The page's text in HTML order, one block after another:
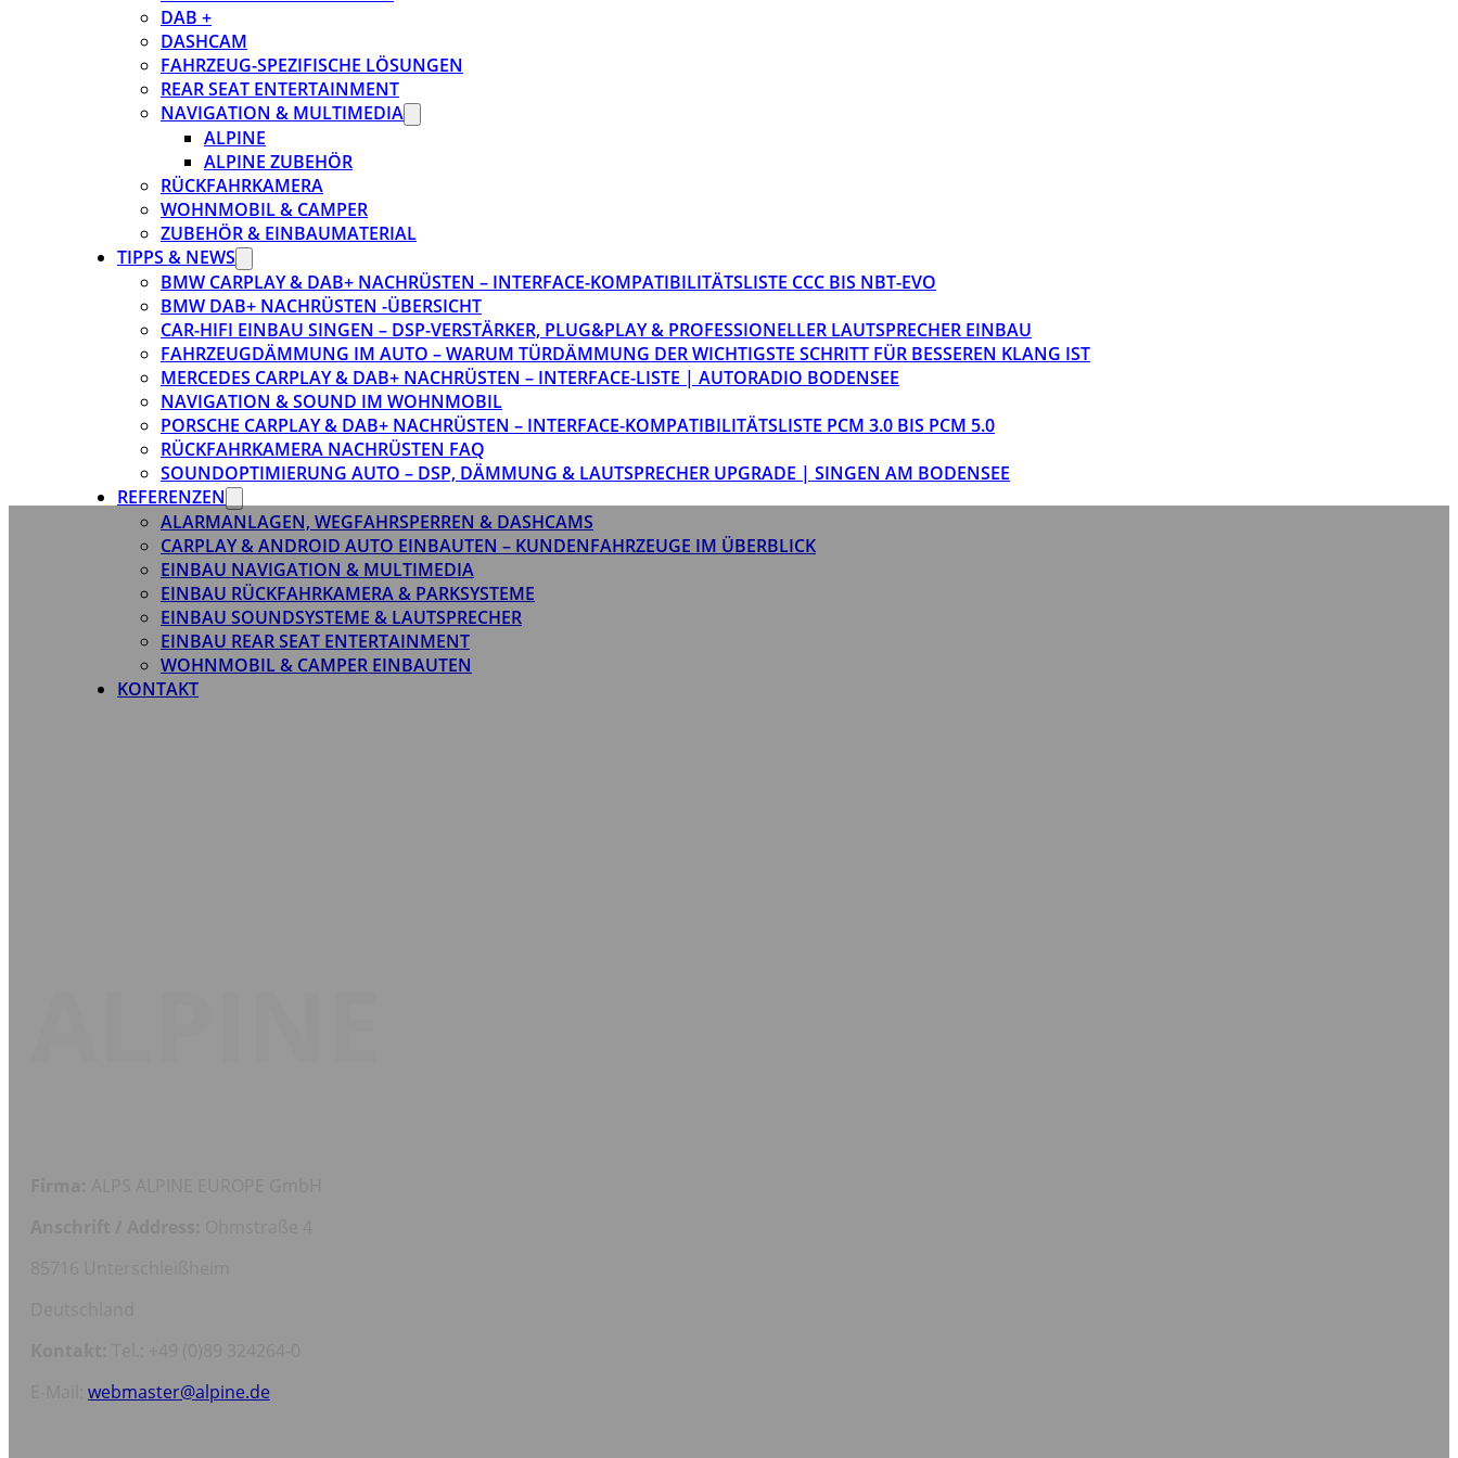
DAB +
DASHCAM
FAHRZEUG-SPEZIFISCHE LÖSUNGEN
REAR SEAT ENTERTAINMENT
NAVIGATION & MULTIMEDIA
ALPINE
ALPINE ZUBEHÖR
RÜCKFAHRKAMERA
WOHNMOBIL & CAMPER
ZUBEHÖR & EINBAUMATERIAL
TIPPS & NEWS
BMW CARPLAY & DAB+ NACHRÜSTEN – INTERFACE-KOMPATIBILITÄTSLISTE CCC BIS NBT-EVO
BMW DAB+ NACHRÜSTEN -ÜBERSICHT
CAR-HIFI EINBAU SINGEN – DSP-VERSTÄRKER, PLUG&PLAY & PROFESSIONELLER LAUTSPRECHER EINBAU
FAHRZEUGDÄMMUNG IM AUTO – WARUM TÜRDÄMMUNG DER WICHTIGSTE SCHRITT FÜR BESSEREN KLANG IST
MERCEDES CARPLAY & DAB+ NACHRÜSTEN – INTERFACE-LISTE | AUTORADIO BODENSEE
NAVIGATION & SOUND IM WOHNMOBIL
PORSCHE CARPLAY & DAB+ NACHRÜSTEN – INTERFACE-KOMPATIBILITÄTSLISTE PCM 3.0 BIS PCM 5.0
RÜCKFAHRKAMERA NACHRÜSTEN FAQ
SOUNDOPTIMIERUNG AUTO – DSP, DÄMMUNG & LAUTSPRECHER UPGRADE | SINGEN AM BODENSEE
REFERENZEN
ALARMANLAGEN, WEGFAHRSPERREN & DASHCAMS
CARPLAY & ANDROID AUTO EINBAUTEN – KUNDENFAHRZEUGE IM ÜBERBLICK
EINBAU NAVIGATION & MULTIMEDIA
EINBAU RÜCKFAHRKAMERA & PARKSYSTEME
EINBAU SOUNDSYSTEME & LAUTSPRECHER
EINBAU REAR SEAT ENTERTAINMENT
WOHNMOBIL & CAMPER EINBAUTEN
KONTAKT
webmaster@alpine.de